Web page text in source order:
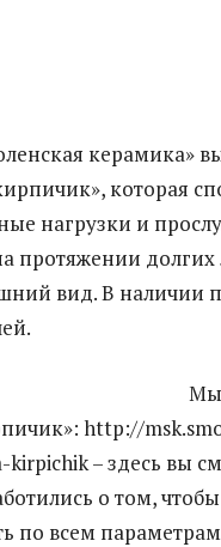
керамика»
которая
нагрузки и
долгих
вид. В наличии
Мы
http://
– здесь вы
о том,
по всем